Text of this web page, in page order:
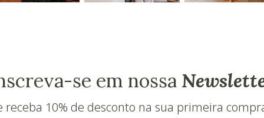
se em nossa
receba 10% de desconto na sua primeira